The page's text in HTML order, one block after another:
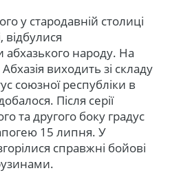
у стародавній столиці
відбулися
абхазького народу. На
виходить зі складу
союзної республіки в
Після серії
та другого боку градус
15 липня. У
справжні бойові